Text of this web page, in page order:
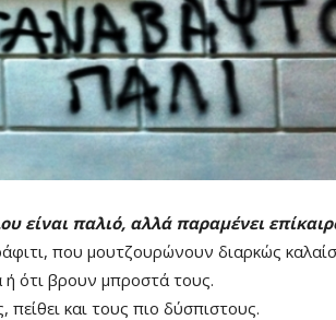
είναι παλιό, αλλά παραμένει
που μουτζουρώνουν διαρκώς
ή ότι βρουν μπροστά τους.
και τους πιο δύσπιστους.